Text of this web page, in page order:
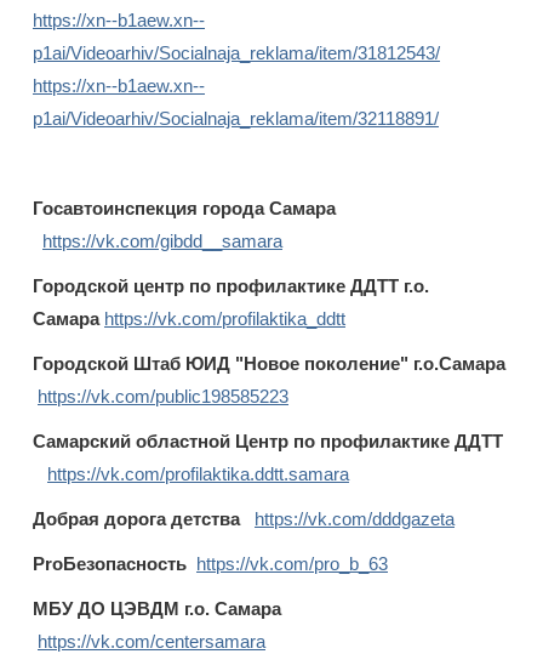
https://xn--b1aew.xn--
p1ai/Videoarhiv/Socialnaja_reklama/item/31812543/
https://xn--b1aew.xn--
p1ai/Videoarhiv/Socialnaja_reklama/item/32118891/
Госавтоинспекция города Самара
https://vk.com/gibdd__samara
Городской центр по профилактике ДДТТ г.о.
Самара https://vk.com/profilaktika_ddtt
Городской Штаб ЮИД "Новое поколение" г.о.Самара
https://vk.com/public198585223
Самарский областной Центр по профилактике ДДТТ
https://vk.com/profilaktika.ddtt.samara
Добрая дорога детства https://vk.com/dddgazeta
ProБезопасность https://vk.com/pro_b_63
МБУ ДО ЦЭВДМ г.о. Самара
https://vk.com/centersamara